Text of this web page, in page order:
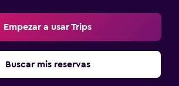
Empezar a usar Trips
Buscar mis reservas